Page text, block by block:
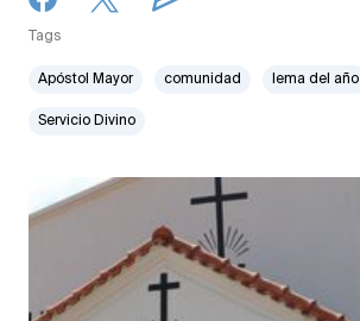
Tags
Apóstol Mayor comunidad lema del año
Servicio Divino